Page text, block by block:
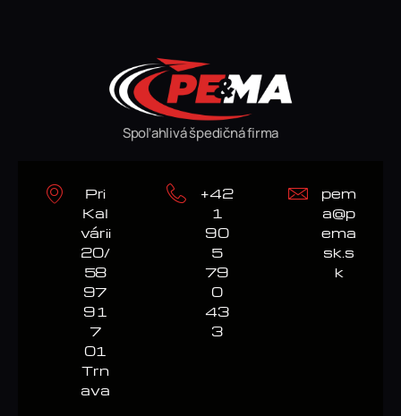
Spoľahlivá špedičná firma
Pri
Kal
várii
20/
58
97
91
7
01
Trn
ava
+42
1
90
5
79
0
43
3
pem
a@p
ema
sk.s
k